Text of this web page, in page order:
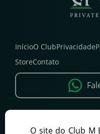
InícioO ClubPrivacidade
StoreContato
O site do Club M